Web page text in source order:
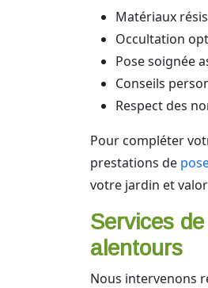
Matériaux
Occultation
Pose soignée
Conseils
Respect des
Pour compléter
prestations de
votre jardin et
Services
alentours
Nous intervenons